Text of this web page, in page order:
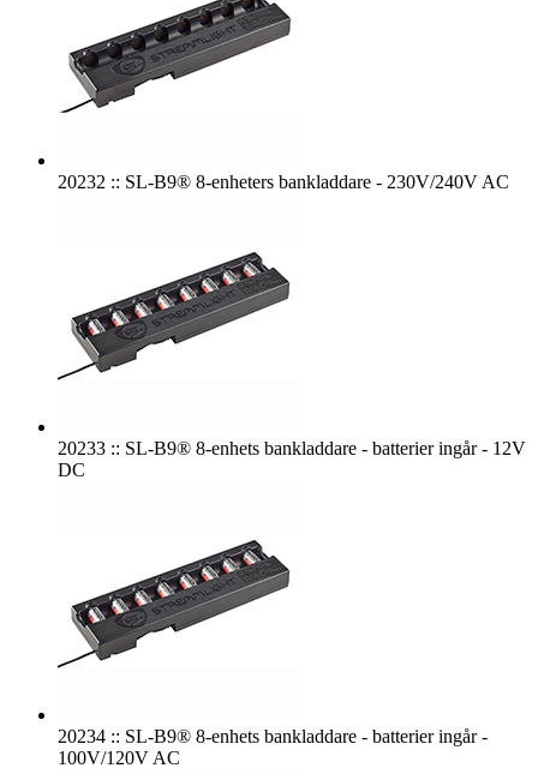
20232 :: SL-B9® 8-enheters bankladdare - 230V/240V AC
20233 :: SL-B9® 8-enhets bankladdare - batterier ingår - 12V
DC
20234 :: SL-B9® 8-enhets bankladdare - batterier ingår -
100V/120V AC